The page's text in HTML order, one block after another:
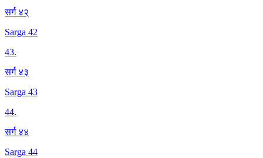
सर्ग ४२
Sarga 42
43.
सर्ग ४३
Sarga 43
44.
सर्ग ४४
Sarga 44